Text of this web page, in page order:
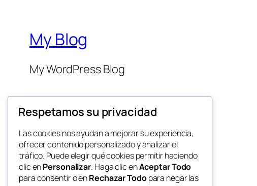
My Blog
My WordPress Blog
Twenty Twenty-Five
Respetamos su privacidad
Las cookies nos ayudan a mejorar su experiencia,
ofrecer contenido personalizado y analizar el
tráfico. Puede elegir qué cookies permitir haciendo
clic enPersonalizar. Haga clic enAceptar Todo
para consentir o enRechazar Todopara negar las